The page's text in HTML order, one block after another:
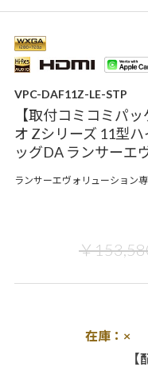
VPC-DAF11Z-LE-STP
【取付コミコミパ
オ Zシリーズ 11型
ッグDA ランサーエ
ランサーエヴォリューション
￥
在庫：×